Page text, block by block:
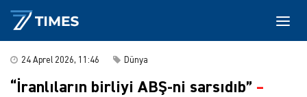
24 Aprel 2026, 11:46 Dünya
“İranlıların birliyi ABŞ-ni sarsıdıb” –